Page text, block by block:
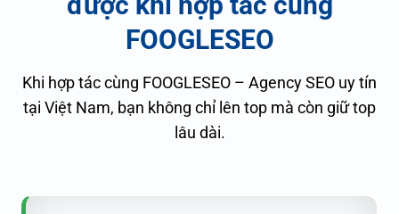
FOOGLESEO
Khi hợp tác cùng FOOGLESEO – Agency SEO uy tín
tại Việt Nam, bạn không chỉ lên top mà còn giữ top
lâu dài.